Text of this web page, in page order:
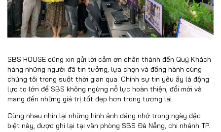
SBS HOUSE cũng xin gửi lời cảm ơn chân thành đến Quý Khách
hàng những người đã tin tưởng, lựa chọn và đồng hành cùng
chúng tôi trong suốt thời gian qua. Chính sự tin yêu ấy là động
lực to lớn để SBS không ngừng nỗ lực hoàn thiện, đổi mới và
mang đến những giá trị tốt đẹp hơn trong tương lai.
Cùng nhau nhìn lại những hình ảnh đáng nhớ trong ngày đặc
biệt này, được ghi lại tại văn phòng SBS Đà Nẵng, chi nhánh TP.